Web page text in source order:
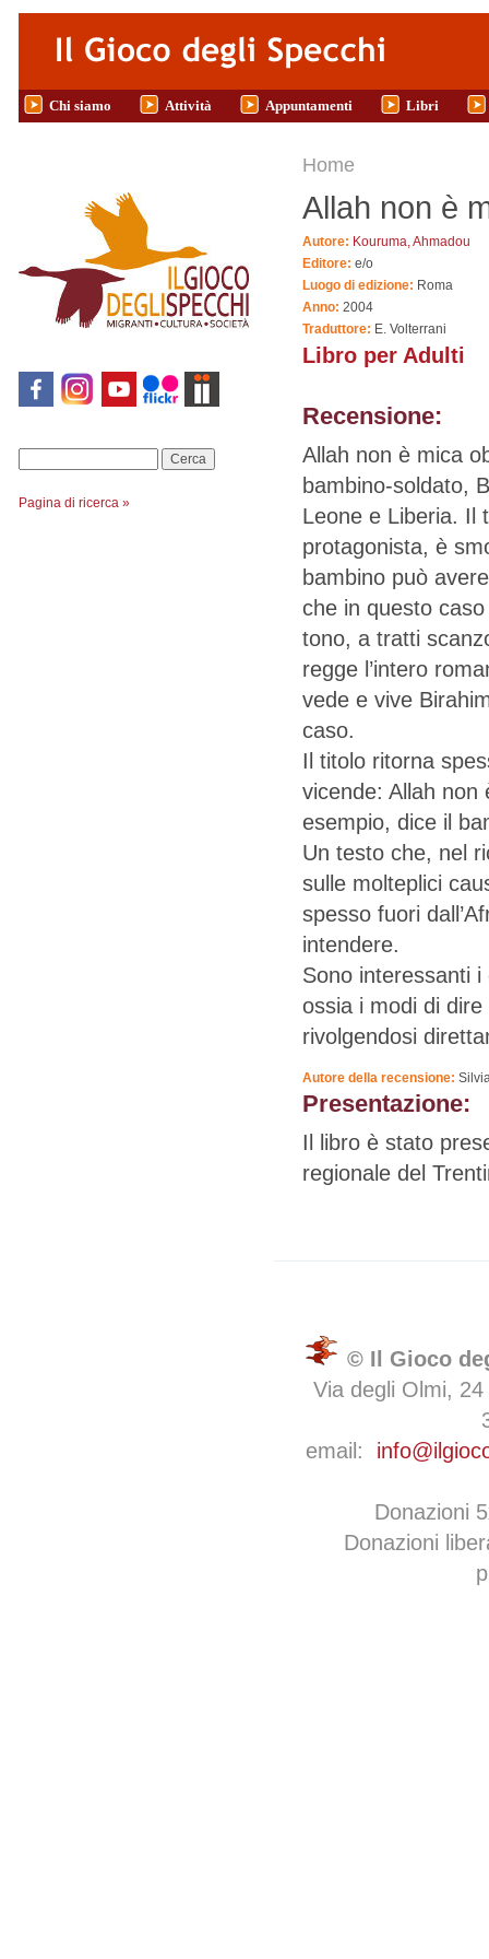
Salta al contenuto principale
Chi siamo Attività Appuntamenti Libri
Pagina di ricerca »
Tu sei qui
Home
Allah non è
Autore: Kouruma, Ahmadou
Editore: e/o
Luogo di edizione: Roma
Anno: 2004
Traduttore: E. Volterrani
Libro per Adulti
Recensione:
Allah non è mica
bambino-soldato,
Leone e Liberia. Il
protagonista, è
bambino può
che in questo
tono, a tratti
regge l’intero
vede e vive
caso.
Il titolo ritorna
vicende: Allah non
esempio, dice il
Un testo che, nel
sulle molteplici
spesso fuori
intendere.
Sono interessanti
ossia i modi di
rivolgendosi
Autore della recensione:
Presentazione:
Il libro è stato
regionale del
© Il Gioco
Via degli Olmi,
email:
Donazioni
Donazioni